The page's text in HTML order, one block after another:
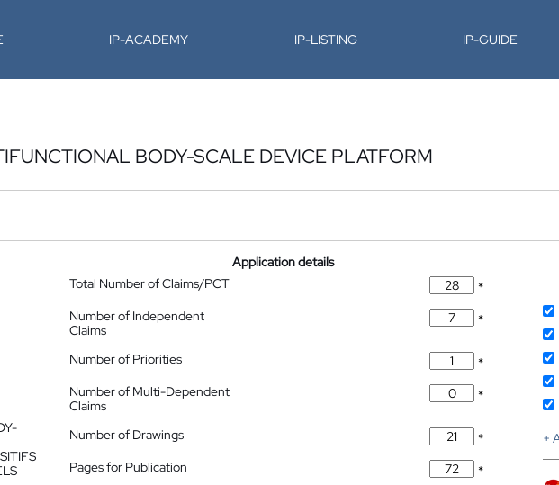
IP-ACADEMY IP-LISTING IP-GUIDE
BODY-SCALE DEVICE PLATFORM
Application details
Total Number of Claims/PCT
*
Number of Independent
Claims
*
Number of Priorities
*
Number of Multi-Dependent
Claims
*
Number of Drawings
*
Pages for Publication
*
+